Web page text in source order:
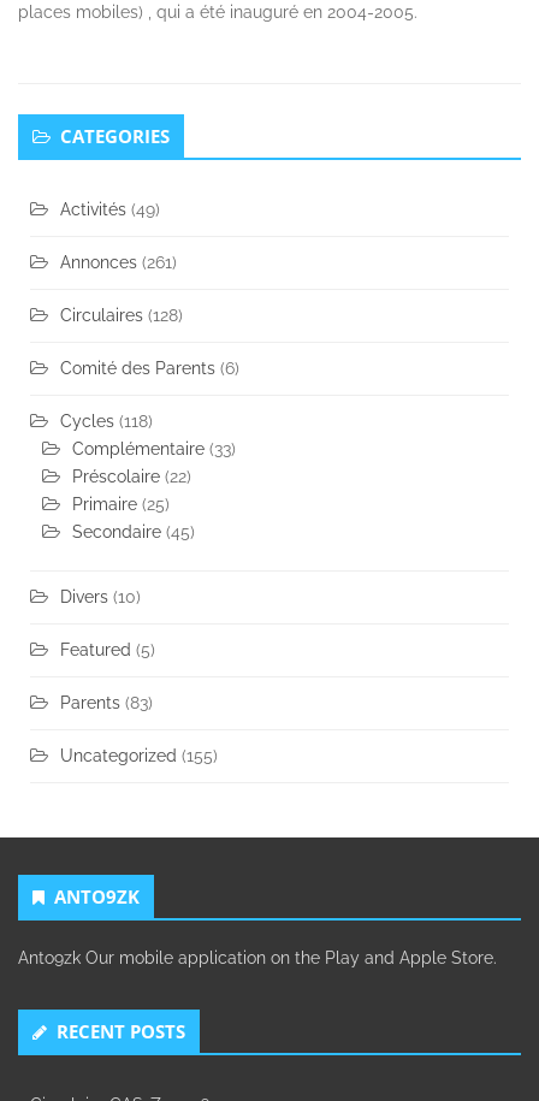
places mobiles) , qui a été inauguré en 2004-2005.
Secondary
Sidebar
CATEGORIES
Activités (49)
Annonces (261)
Circulaires (128)
Comité des Parents (6)
Cycles (118)
Complémentaire (33)
Préscolaire (22)
Primaire (25)
Secondaire (45)
Divers (10)
Featured (5)
Parents (83)
Uncategorized (155)
ANTO9ZK
Anto9zk Our mobile application on the Play and Apple Store.
RECENT POSTS